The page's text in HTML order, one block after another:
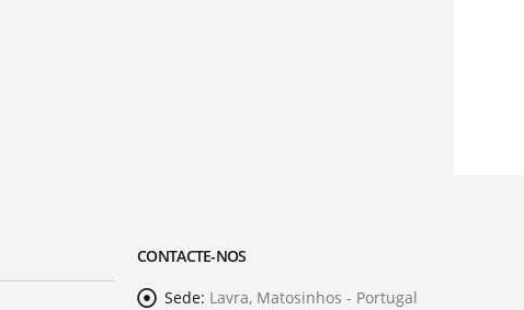
CONTACTE-NOS
Sede: Lavra, Matosinhos - Portugal